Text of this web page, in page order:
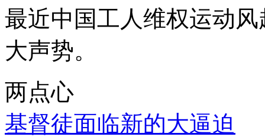
最近中国工人维权运动
大声势。
两点心
基督徒面临新的大逼迫